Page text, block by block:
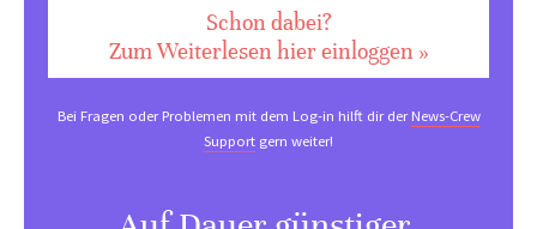
Schon dabei?
Zum Weiterlesen hier einloggen »
Bei Fragen oder Problemen mit dem Log-in hilft dir derNews-Crew
Support gern weiter!